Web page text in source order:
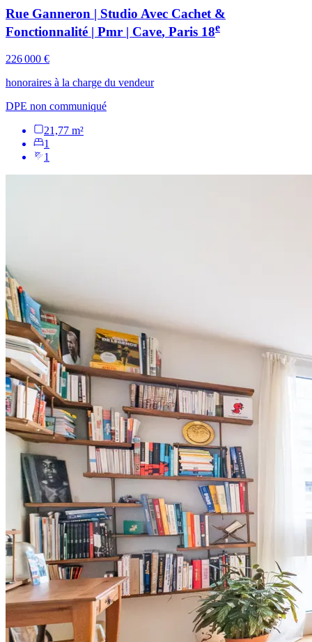
Rue Ganneron | Studio Avec Cachet &
Fonctionnalité | Pmr | Cave, Paris 18e
226 000 €
honoraires à la charge du vendeur
DPE non communiqué
21,77 m²
1
1